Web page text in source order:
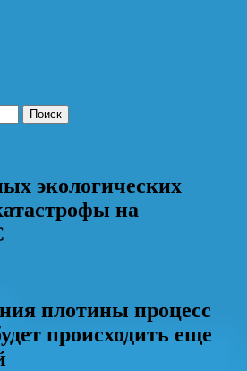
экологических
на
плотины процесс
происходить еще